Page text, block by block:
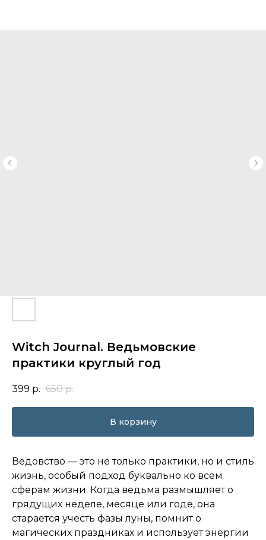
Witch Journal. Ведьмовские
практики круглый год
399 р. 650 р.
В корзину
Ведовство — это не только практики, но и стиль
жизнь, особый подход буквально ко всем
сферам жизни. Когда ведьма размышляет о
грядущих неделе, месяце или годе, она
старается учесть фазы луны, помнит о
магических праздниках и использует энергии